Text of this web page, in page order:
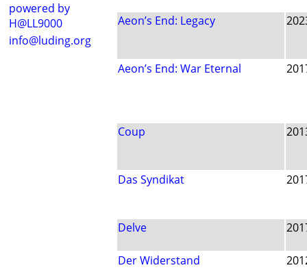
powered by
H@LL9000
info@luding.org
Aeon’s End: Legacy
Aeon’s End: War Eternal
Coup
Das Syndikat
Delve
Der Widerstand